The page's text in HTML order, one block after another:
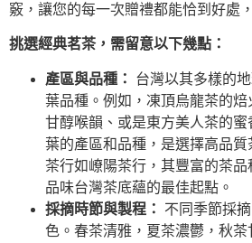
竅，讓您的每一次贈禮都能恰到好處
挑選經典茗茶，需留意以下幾點：
產區與品種：
台灣以其多樣的
葉品種。例如，凍頂烏龍茶的
甘醇喉韻、或是東方美人茶的
葉的產區和品種，是選擇高品
茶行如嶛陽茶行，其豐富的茶
品味台灣茶底蘊的最佳起點。
採摘時節與製程：
不同季節採
色。春茶清雅，夏茶濃鬱，秋